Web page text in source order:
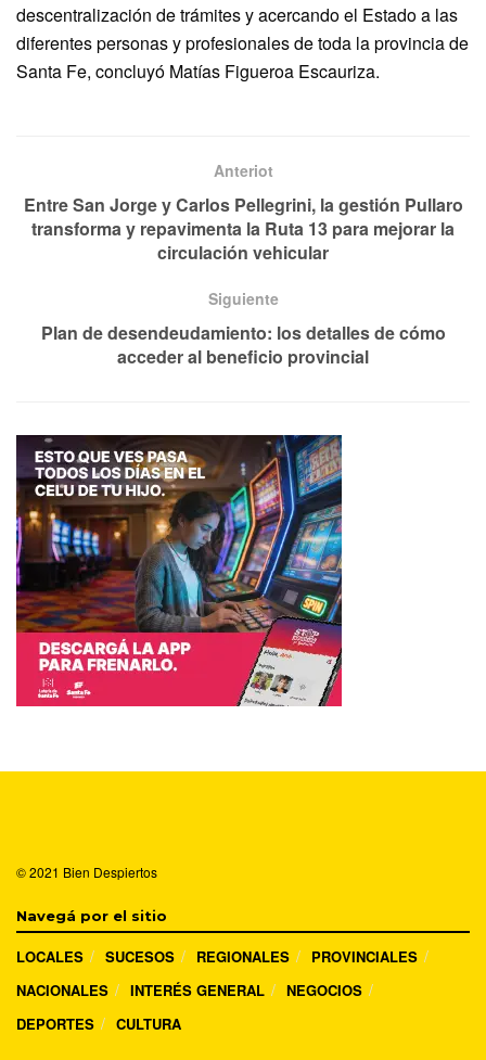
descentralización de trámites y acercando el Estado a las
diferentes personas y profesionales de toda la provincia de
Santa Fe, concluyó Matías Figueroa Escauriza.
Anteriot
Entre San Jorge y Carlos Pellegrini, la gestión Pullaro
transforma y repavimenta la Ruta 13 para mejorar la
circulación vehicular
Siguiente
Plan de desendeudamiento: los detalles de cómo
acceder al beneficio provincial
© 2021 Bien Despiertos
Navegá por el sitio
LOCALES SUCESOS REGIONALES
PROVINCIALES
NACIONALES
INTERÉS GENERAL
NEGOCIOS
DEPORTES
CULTURA